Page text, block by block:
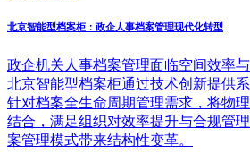
北京智能型档案柜：政企人事档案管理现代化转型
政企机关人事档案管理面临空间效率
北京智能型档案柜通过技术创新提供
针对档案全生命周期管理需求，将物
结合，满足组织对效率提升与合规管
案管理模式带来结构性变革。